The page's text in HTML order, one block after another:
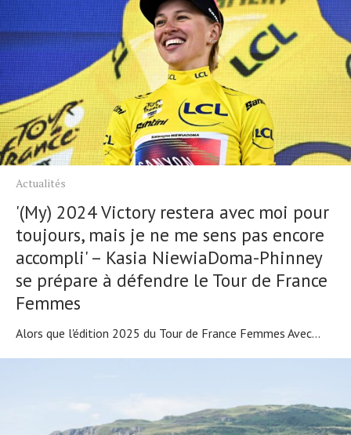
Actualités
'(My) 2024 Victory restera avec moi pour
toujours, mais je ne me sens pas encore
accompli' – Kasia NiewiaDoma-Phinney
se prépare à défendre le Tour de France
Femmes
Alors que l'édition 2025 du Tour de France Femmes Avec...
Tests de produits
Conseils
Tendances
Tous nos articles
À propos